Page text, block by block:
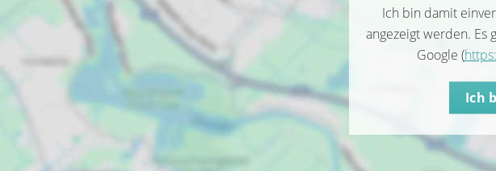
Ich bin damit
angezeigt werden. Es
Google (
Ich